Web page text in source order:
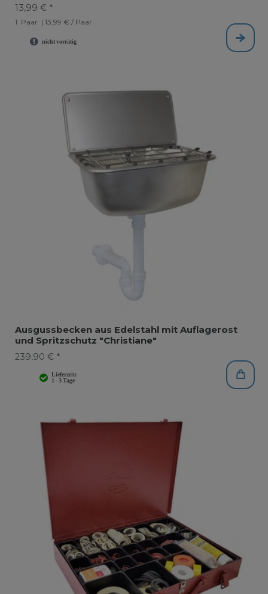
13,99 € *
1 Paar | 13,99 € / Paar
Ausgussbecken aus Edelstahl mit Auflagerost
und Spritzschutz "Christiane"
239,90 € *